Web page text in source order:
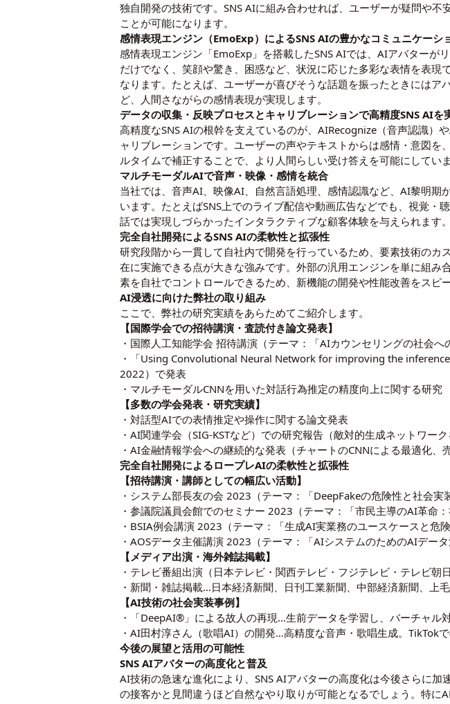
独自開発の技術です。SNS AIに組み合わせれば、ユーザーが疑問や
ことが可能になります。
感情表現エンジン（EmoExp）によるSNS AIの豊かなコミュニケーシ
感情表現エンジン「EmoExp」を搭載したSNS AIでは、AIアバター
だけでなく、笑顔や驚き、困惑など、状況に応じた多彩な表情を表
なります。たとえば、ユーザーが喜びそうな話題を振ったときには
ど、人間さながらの感情表現が実現します。
データの収集・反映プロセスとキャリブレーションで高精度SNS AIを
高精度なSNS AIの根幹を支えているのが、AIRecognize（音声認識）
ャリブレーションです。ユーザーの声やテキストからは感情・意図
ルタイムで補正することで、より人間らしい受け答えを可能にしていま
マルチモーダルAIで音声・映像・感情を統合
当社では、音声AI、映像AI、自然言語処理、感情認識など、AI黎明
います。たとえばSNS上でのライブ配信や動画広告などでも、視覚
話では実現しづらかったインタラクティブな顧客体験を与えられます。
完全自社開発によるSNS AIの柔軟性と拡張性
研究段階から一貫して自社内で開発を行っているため、要素技術の
在に実施できる点が大きな強みです。外部の汎用エンジンを単に組
素を自社でコントロールできるため、新機能の開発や性能改善をスピ
AI浸透に向けた弊社の取り組み
ここで、弊社の研究実績をあらためてご紹介します。
【国際学会での招待講演・査読付き論文発表】
・国際人工知能学会 招待講演（テーマ：「AIカウンセリングの社会へ
・「Using Convolutional Neural Network for improving the
2022）で発表
・マルチモーダルCNNを用いた対話行為推定の精度向上に関する研究
【多数の学会発表・研究実績】
・対話型AIでの表情推定や操作に関する論文発表
・AI関連学会（SIG-KSTなど）での研究報告（敵対的生成ネットワー
・AI金融情報学会への継続的な発表（チャートのCNNによる最適化、
完全自社開発によるロープレAIの柔軟性と拡張性
【招待講演・講師としての幅広い活動】
・システム部長友の会 2023（テーマ：「DeepFakeの危険性と社会実
・参議院議員会館でのセミナー 2023（テーマ：「市民主導のAI革命
・BSIA例会講演 2023（テーマ：「生成AI実業務のユースケースと危険
・AOSデータ主催講演 2023（テーマ：「AIシステムのためのAIデータ
【メディア出演・海外雑誌掲載】
・テレビ番組出演（日本テレビ・関西テレビ・フジテレビ・テレビ
・新聞・雑誌掲載…日本経済新聞、日刊工業新聞、中部経済新聞、上
【AI技術の社会実装事例】
・「DeepAI®」による故人の再現…生前データを学習し、バーチャ
・AI田村淳さん（歌唱AI）の開発…高精度な音声・歌唱生成。TikTok
今後の展望と活用の可能性
SNS AIアバターの高度化と普及
AI技術の急速な進化により、SNS AIアバターの高度化は今後さらに
の接客かと見間違うほど自然なやり取りが可能となるでしょう。特